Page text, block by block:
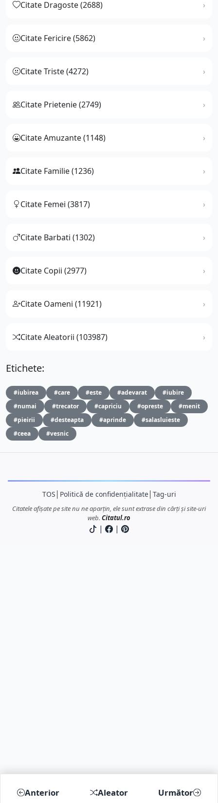
Anterior Aleator Următor
Citate Dragoste (2688)
Citate Fericire (5862)
Citate Triste (4272)
Citate Prietenie (2749)
Citate Amuzante (1148)
Citate Familie (1236)
Citate Femei (3817)
Citate Barbati (1302)
Citate Copii (2977)
Citate Oameni (11921)
Citate Aleatorii (103987)
Etichete:
#iubirea #care #este #adevarat
#iubire
#numai
#trecator #capriciu #opreste
#menit
#pieirii
#desteapta #aprinde
#salasluieste
#ceea
#vesnic
TOS Politică de confidențialitate│ Tag-uri
Citatele afișate pe site nu ne aparțin, ele sunt extrase din cărți și site-uri
web. Citatul.ro
| |